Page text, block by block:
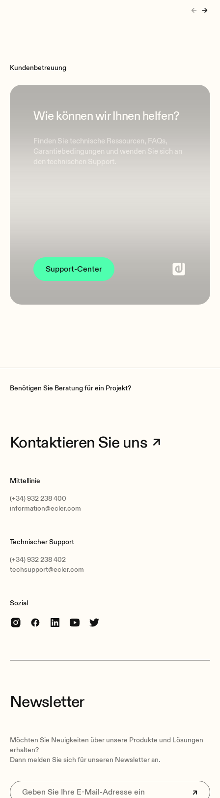
Kundenbetreuung
Wie können wir Ihnen helfen?
Finden Sie technische Ressourcen, FAQs,
Garantiebedingungen und wenden Sie sich an
den technischen Support.
Support-Center
Benötigen Sie Beratung für ein Projekt?
Kontaktieren Sie uns
Mittellinie
(+34) 932 238 400
information@ecler.com
Technischer Support
(+34) 932 238 402
techsupport@ecler.com
Sozial
Newsletter
Möchten Sie Neuigkeiten über unsere Produkte und Lösungen
erhalten?
Dann melden Sie sich für unseren Newsletter an.